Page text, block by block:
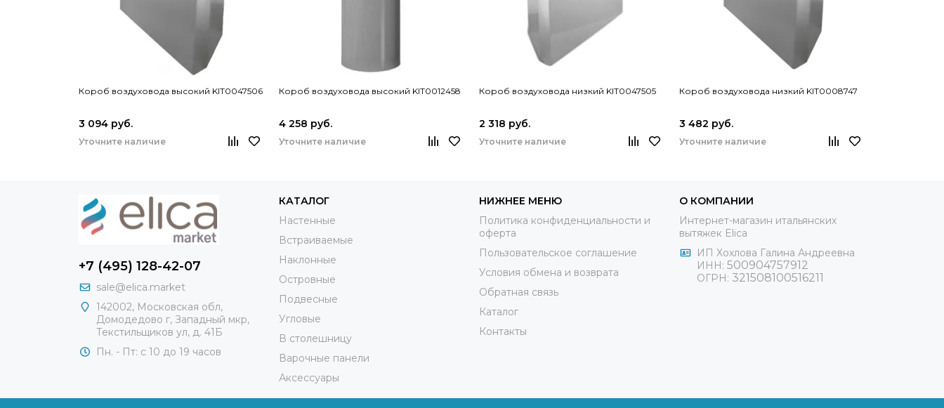
Короб воздуховода высокий KIT0047506
3 094 руб.
Уточните наличие
Короб воздуховода высокий KIT0012458
4 258 руб.
Уточните наличие
Короб воздуховода низкий KIT0047505
2 318 руб.
Уточните наличие
Короб воздуховода низкий KIT0008747
3 482 руб.
Уточните наличие
+7 (495) 128-42-07
sale@elica.market
142002, Московская обл,
Домодедово г, Западный мкр,
Текстильщиков ул, д. 41Б
Пн. - Пт: с 10 до 19 часов
КАТАЛОГ
Настенные
Встраиваемые
Наклонные
Островные
Подвесные
Угловые
В столешницу
Варочные панели
Аксессуары
НИЖНЕЕ МЕНЮ
Политика конфиденциальности и
оферта
Пользовательское соглашение
Условия обмена и возврата
Обратная связь
Каталог
Контакты
О КОМПАНИИ
Интернет-магазин итальянских
вытяжек Elica
ИП Хохлова Галина Андреевна
ИНН: 500904757912
ОГРН: 321508100516211